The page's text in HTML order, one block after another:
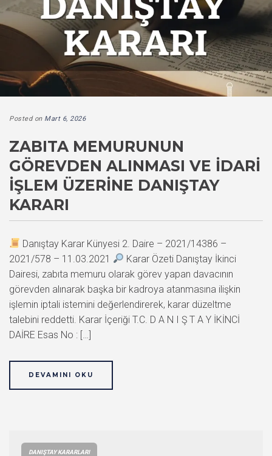
Posted on Mart 6, 2026
ZABITA MEMURUNUN
GÖREVDEN ALINMASI VE İDARI
İŞLEM ÜZERINE DANIŞTAY
KARARI
Danıştay Karar Künyesi 2. Daire – 2021/14386 –
2021/578 – 11.03.2021
Karar Özeti Danıştay İkinci
Dairesi, zabıta memuru olarak görev yapan davacının
görevden alınarak başka bir kadroya atanmasına ilişkin
işlemin iptali istemini değerlendirerek, karar düzeltme
talebini reddetti. Karar İçeriği T.C. D A N I Ş T A Y İKİNCİ
DAİRE Esas No : […]
DEVAMINI OKU
DANIŞTAY KARARLARI